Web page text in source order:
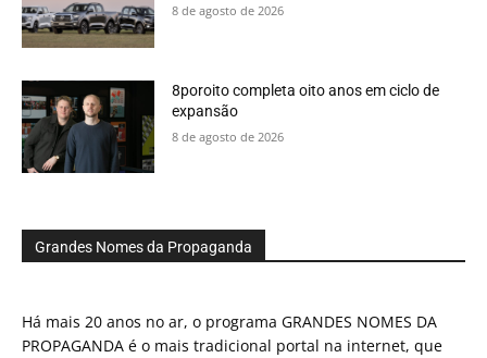
8 de agosto de 2026
8poroito completa oito anos em ciclo de
expansão
8 de agosto de 2026
Grandes Nomes da Propaganda
Há mais 20 anos no ar, o programa GRANDES NOMES DA
PROPAGANDA é o mais tradicional portal na internet, que